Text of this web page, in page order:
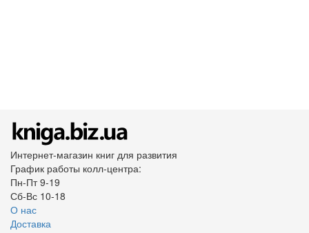
Интернет-магазин книг для развития
График работы колл-центра:
Пн-Пт 9-19
Сб-Вс 10-18
О нас
Доставка